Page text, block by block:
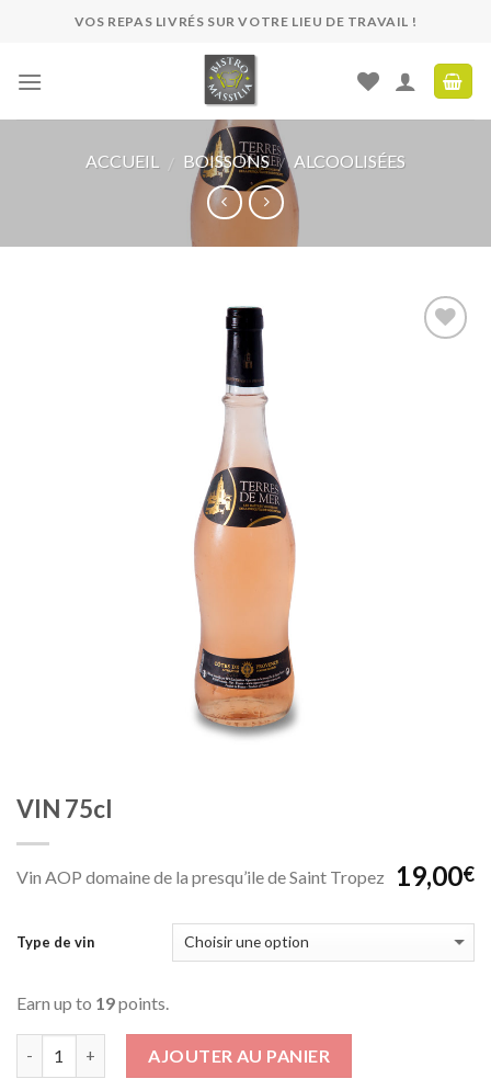
VOS REPAS LIVRÉS SUR VOTRE LIEU DE TRAVAIL !
ACCUEIL / BOISSONS / ALCOOLISÉES
VIN 75cl
19,00€
Vin AOP domaine de la presqu’ile de Saint Tropez
Type de vin
Earn up to 19points.
Quantité AJOUTER AU PANIER